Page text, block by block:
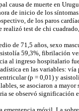
causa de muerte en
de inicio de los
de los paros
test de chi
de 71,5 años, sexo
59,3%, fibrilación
al ingreso hospitalario
en las variables:
(p = 0,01) y
se asociaron a
se observó significación